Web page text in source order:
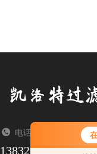
您好！欢
电话：TEL
13832623369